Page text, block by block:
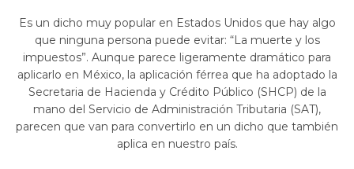
Es un dicho muy popular en Estados Unidos que hay algo
que ninguna persona puede evitar: “La muerte y los
impuestos”. Aunque parece ligeramente dramático para
aplicarlo en México, la aplicación férrea que ha adoptado la
Secretaria de Hacienda y Crédito Público (SHCP) de la
mano del Servicio de Administración Tributaria (SAT),
parecen que van para convertirlo en un dicho que también
aplica en nuestro país.